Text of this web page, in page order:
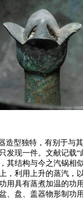
型独特，有别于与其
发现一件。文献记载“
其结构与今之汽锅相
，利用上升的蒸汽，
用具有蒸煮加温的功
、盘、盖器物形制功